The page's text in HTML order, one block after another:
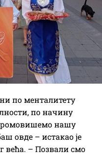
по менталитету
по начину
нашу
овде – истакао је
већа. – Позвали смо